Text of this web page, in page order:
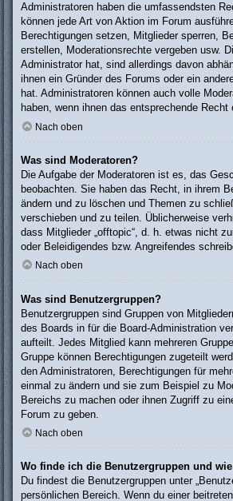
Administratoren haben die umfassendsten
können jede Art von Aktion im Forum
Berechtigungen setzen, Mitglieder sperren,
erstellen, Moderationsrechte vergeben usw.
Administrator hat, sind allerdings davon
ihnen ein Gründer des Forums oder ein
hat. Administratoren können auch volle
haben, wenn ihnen das entsprechende Recht
Nach oben
Was sind Moderatoren?
Die Aufgabe der Moderatoren ist es, das
beobachten. Sie haben das Recht, in ihrem
ändern und zu löschen und Themen zu
verschieben und zu teilen. Üblicherweise
dass Mitglieder „offtopic“, d. h. etwas nicht
oder Beleidigendes bzw. Angreifendes
Nach oben
Was sind Benutzergruppen?
Benutzergruppen sind Gruppen von
des Boards in für die Board-Administration
aufteilt. Jedes Mitglied kann mehreren
Gruppe können Berechtigungen zugeteilt
den Administratoren, Berechtigungen für
einmal zu ändern und sie zum Beispiel zu
Bereichs zu machen oder ihnen Zugriff zu
Forum zu geben.
Nach oben
Wo finde ich die Benutzergruppen und
Du findest die Benutzergruppen unter
persönlichen Bereich. Wenn du einer